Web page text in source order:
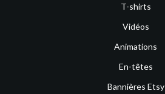
T-shirts
Vidéos
Animations
En-têtes
Bannières Etsy